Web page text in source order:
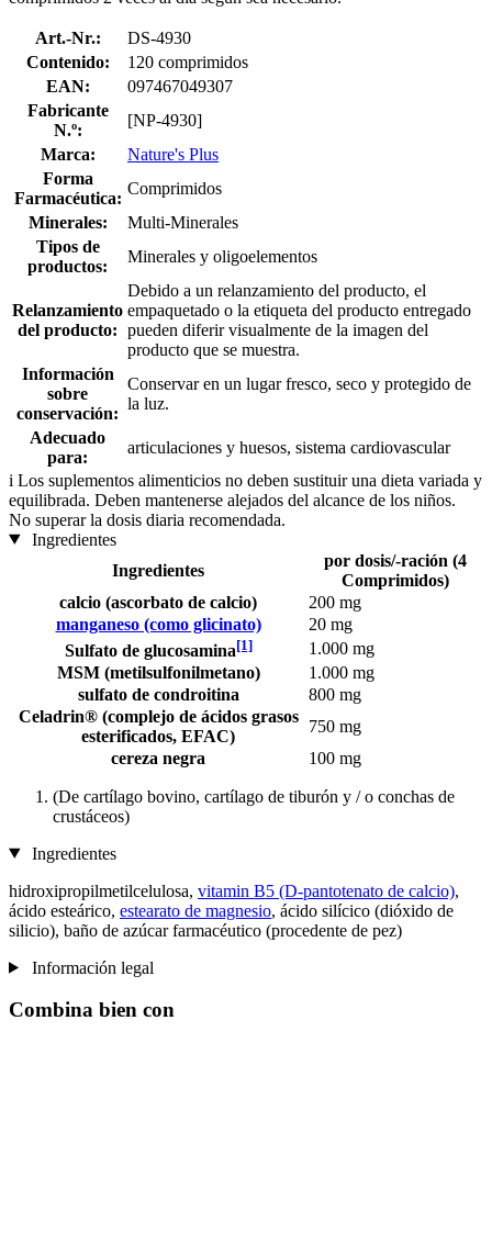
Art.-Nr.:
DS-4930
Contenido:
120 comprimidos
EAN:
097467049307
Fabricante
N.º:
[NP-4930]
Marca:
Nature's Plus
Forma
Farmacéutica:
Comprimidos
Minerales:
Multi-Minerales
Tipos de
productos:
Minerales y oligoelementos
Relanzamiento
del producto:
Debido a un relanzamiento del producto, el
empaquetado o la etiqueta del producto entregado
pueden diferir visualmente de la imagen del
producto que se muestra.
Información
sobre
conservación:
Conservar en un lugar fresco, seco y protegido de
la luz.
Adecuado
para:
articulaciones y huesos, sistema cardiovascular
i Los suplementos alimenticios no deben sustituir una dieta variada y
equilibrada. Deben mantenerse alejados del alcance de los niños.
No superar la dosis diaria recomendada.
Ingredientes
Ingredientes
por dosis/-ración (4
Comprimidos)
calcio (ascorbato de calcio)
200 mg
manganeso (como glicinato)
20 mg
Sulfato de glucosamina[1]
1.000 mg
MSM (metilsulfonilmetano)
1.000 mg
sulfato de condroitina
800 mg
Celadrin® (complejo de ácidos grasos
esterificados, EFAC)
750 mg
cereza negra
100 mg
(De cartílago bovino, cartílago de tiburón y / o conchas de
crustáceos)
Ingredientes
hidroxipropilmetilcelulosa, vitamin B5 (D-pantotenato de calcio),
ácido esteárico, estearato de magnesio, ácido silícico (dióxido de
silicio), baño de azúcar farmacéutico (procedente de pez)
Información legal
Combina bien con